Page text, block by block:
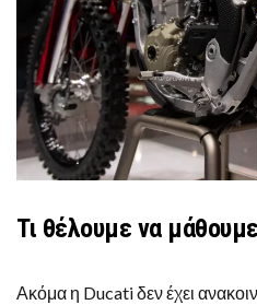
Τι θέλουμε να μάθουμε
Ακόμα η Ducati δεν έχει